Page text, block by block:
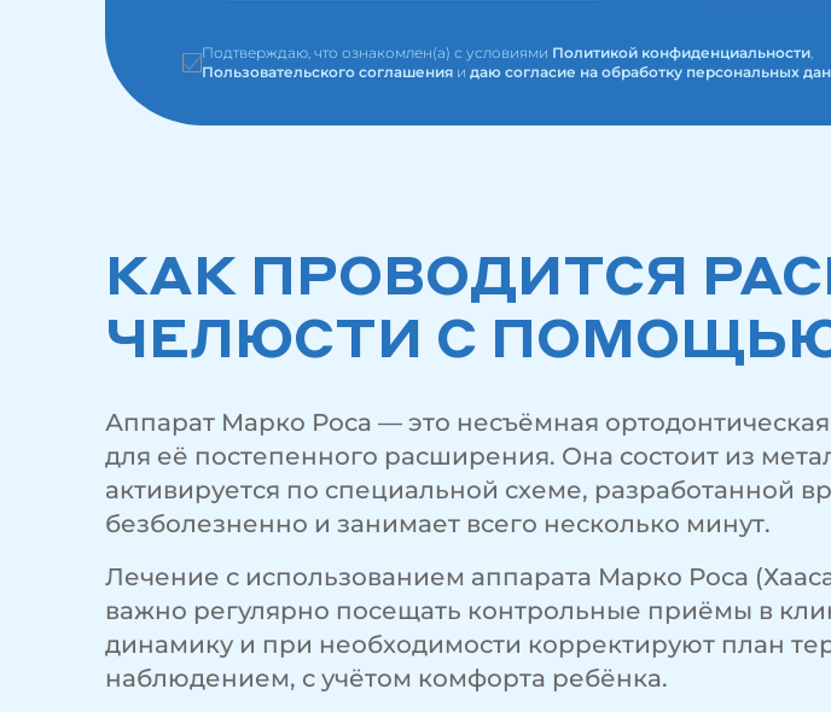
Подтверждаю, что ознакомлен(а) с условиями Политикой конфиденциальности,
Пользовательского соглашения и даю согласие на обработку персональных
КАК ПРОВОДИТСЯ
ЧЕЛЮСТИ С
Аппарат Марко Роса — это несъёмная
для её постепенного расширения. Она состоит из
активируется по специальной схеме, разработанной
безболезненно и занимает всего несколько минут.
Лечение с использованием аппарата Марко Роса
важно регулярно посещать контрольные приёмы в
динамику и при необходимости корректируют план
наблюдением, с учётом комфорта ребёнка.